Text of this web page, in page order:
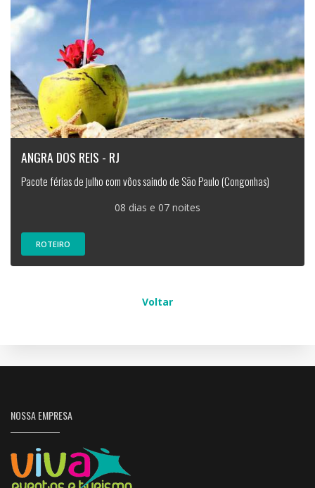
ANGRA DOS REIS - RJ
Pacote férias de julho com vôos saindo de São Paulo (Congonhas)
08 dias e 07 noites
ROTEIRO
Voltar
NOSSA EMPRESA